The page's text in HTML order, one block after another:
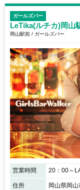
ガールズバー
LeTika(ルチカ)岡山
岡山駅前 / ガールズバー
営業時間 20：00～
住所 岡山県岡